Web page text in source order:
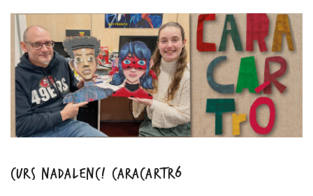
Curs nadalenc! CARACARTRÓ